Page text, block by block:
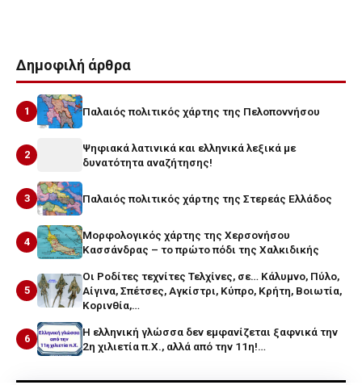
Δημοφιλή άρθρα
1 Παλαιός πολιτικός χάρτης της Πελοποννήσου
2
Ψηφιακά λατινικά και ελληνικά λεξικά με
δυνατότητα αναζήτησης!
3 Παλαιός πολιτικός χάρτης της Στερεάς Ελλάδος
4
Μορφολογικός χάρτης της Χερσονήσου
Κασσάνδρας – το πρώτο πόδι της Χαλκιδικής
5
Οι Ροδίτες τεχνίτες Τελχίνες, σε… Κάλυμνο, Πύλο,
Αίγινα, Σπέτσες, Αγκίστρι, Κύπρο, Κρήτη, Βοιωτία,
Κορινθία,…
6
Η ελληνική γλώσσα δεν εμφανίζεται ξαφνικά την
2η χιλιετία π.Χ., αλλά από την 11η!…